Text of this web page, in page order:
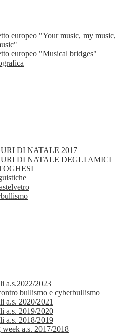
europeo "Your music, my music,
europeo "Musical bridges"
DI NATALE 2017
DI NATALE DEGLI AMICI
a.s.2022/2023
bullismo e cyberbullismo
a.s. 2020/2021
a.s. 2019/2020
a.s. 2018/2019
a.s. 2017/2018